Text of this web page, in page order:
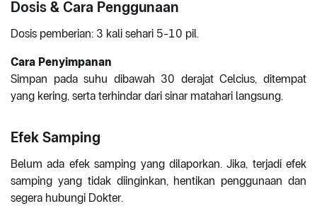
Dosis & Cara Penggunaan
Dosis pemberian: 3 kali sehari 5-10 pil.
Cara Penyimpanan
Simpan pada suhu dibawah 30 derajat Celcius, ditempat
yang kering, serta terhindar dari sinar matahari langsung.
Efek Samping
Belum ada efek samping yang dilaporkan. Jika, terjadi efek
samping yang tidak diinginkan, hentikan penggunaan dan
segera hubungi Dokter.